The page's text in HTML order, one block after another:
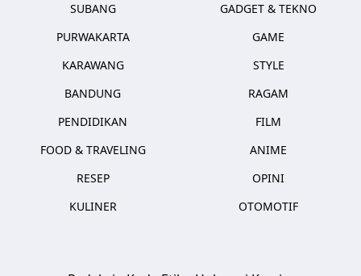
SUBANG
PURWAKARTA
KARAWANG
BANDUNG
PENDIDIKAN
FOOD & TRAVELING
RESEP
KULINER
GADGET & TEKNO
GAME
STYLE
RAGAM
FILM
ANIME
OPINI
OTOMOTIF